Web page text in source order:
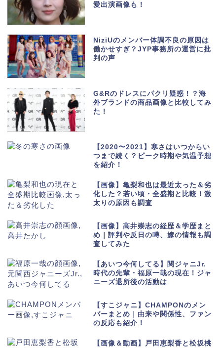
愛出演画像も！
NiziUのメンバー体調不良の原因は
働かせすぎ？JYP事務所の運営に批
判の声
G&Rのドレスにパクリ疑惑！？海
外ブランドの商品画像と比較してみ
た！
【2020〜2021】寒さはいつからい
つまで続く？ピーク時期や気温予想
を紹介！
【画像】亀梨和也は最近太った＆劣
化した？若い頃・全盛期と比較！激
太りの原因も調査
【画像】高井崇志の経歴＆学歴まと
め｜評判や反日の噂、嫁の情報も調
査してみた
【あいつ今何してる】関ジャニJr.
時代の先輩・福原一哉の現在！ジャ
ニーズ退所後の活動は
【すこジャニ】CHAMPONのメン
バーまとめ｜由来や関係性、ファン
の反応も紹介！
【画像＆動画】戸田恵梨香と松坂桃